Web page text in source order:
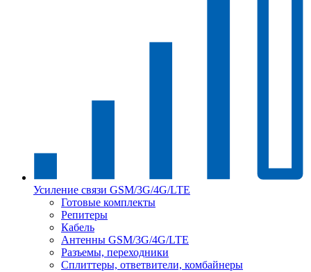
Усиление связи GSM/3G/4G/LTE
Готовые комплекты
Репитеры
Кабель
Антенны GSM/3G/4G/LTE
Разъемы, переходники
Сплиттеры, ответвители, комбайнеры